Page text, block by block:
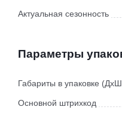
Актуальная сезонность
Параметры
Габариты в упаковке
Основной штрихкод